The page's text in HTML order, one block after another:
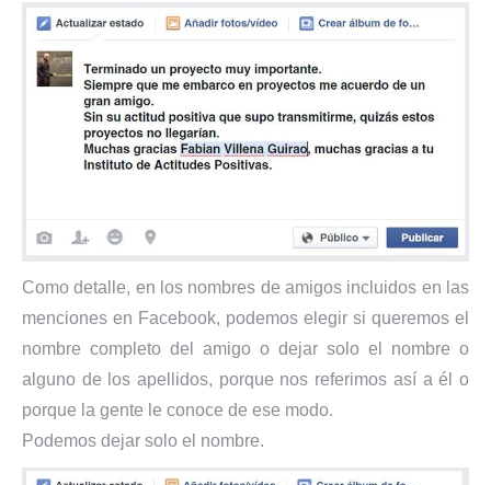
Como detalle, en los nombres de amigos incluidos en las
menciones en Facebook, podemos elegir si queremos el
nombre completo del amigo o dejar solo el nombre o
alguno de los apellidos, porque nos referimos así a él o
porque la gente le conoce de ese modo.
Podemos dejar solo el nombre.